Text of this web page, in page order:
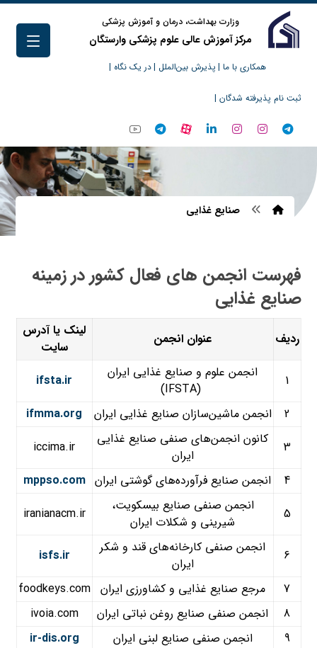
وزارت بهداشت، درمان و آموزش پزشکی
مرکز آموزش عالی علوم پزشکی وارستگان
همکاری با ما | پذیرش بین‌الملل |در یک نگاه |
ثبت نام پذیرفته شدگان |
صنایع غذایی
فهرست انجمن های فعال کشور در زمینه
صنایع غذایی
ردیف عنوان انجمن
لینک یا آدرس
سایت
1
انجمن علوم و صنایع غذایی ایران
(IFSTA)
ifsta.ir
2
انجمن ماشین‌سازان صنایع غذایی ایران
ifmma.org
3
کانون انجمن‌های صنفی صنایع غذایی
ایران
iccima.ir
4
انجمن صنایع فرآورده‌های گوشتی ایران mppso.com
5
انجمن صنفی صنایع بیسکویت،
شیرینی و شکلات ایران
iranianacm.ir
6
انجمن صنفی کارخانه‌های قند و شکر
ایران
isfs.ir
7
مرجع صنایع غذایی و کشاورزی ایران foodkeys.com
8
انجمن صنفی صنایع روغن نباتی ایران
ivoia.com
9
انجمن صنفی صنایع لبنی ایران
ir-dis.org